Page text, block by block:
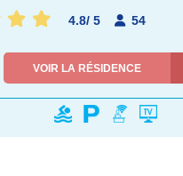
4.8/ 5 54
VOIR LA RÉSIDENCE